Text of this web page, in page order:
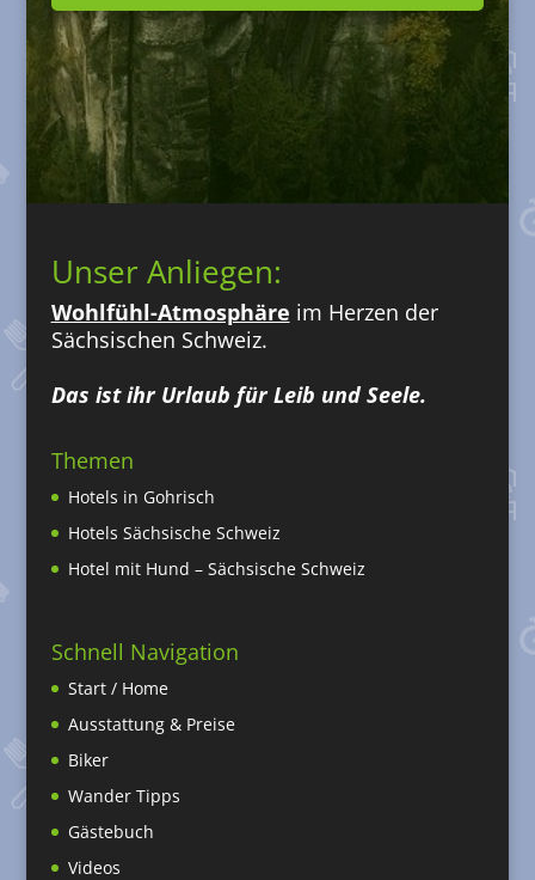
Unser Anliegen:
Wohlfühl-Atmosphäre im Herzen der
Sächsischen Schweiz.
Das ist ihr Urlaub für Leib und Seele.
Themen
Hotels in Gohrisch
Hotels Sächsische Schweiz
Hotel mit Hund – Sächsische Schweiz
Schnell Navigation
Start / Home
Ausstattung & Preise
Biker
Wander Tipps
Gästebuch
Videos